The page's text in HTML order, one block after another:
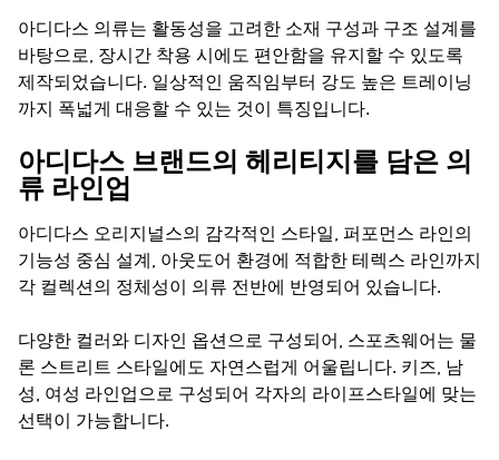
아디다스 의류는 활동성을 고려한 소재 구성과 구조 설계를
바탕으로, 장시간 착용 시에도 편안함을 유지할 수 있도록
제작되었습니다. 일상적인 움직임부터 강도 높은 트레이닝
까지 폭넓게 대응할 수 있는 것이 특징입니다.
아디다스 브랜드의 헤리티지를 담은 의
류 라인업
아디다스 오리지널스의 감각적인 스타일, 퍼포먼스 라인의
기능성 중심 설계, 아웃도어 환경에 적합한 테렉스 라인까지
각 컬렉션의 정체성이 의류 전반에 반영되어 있습니다.
다양한 컬러와 디자인 옵션으로 구성되어, 스포츠웨어는 물
론 스트리트 스타일에도 자연스럽게 어울립니다. 키즈, 남
성, 여성 라인업으로 구성되어 각자의 라이프스타일에 맞는
선택이 가능합니다.